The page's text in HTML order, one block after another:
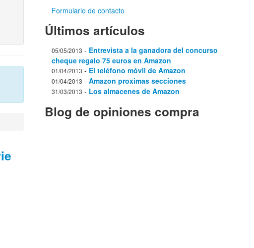
Formulario de contacto
Últimos artículos
05/05/2013 - Entrevista a la ganadora del concurso
cheque regalo 75 euros en Amazon
01/04/2013 - El teléfono móvil de Amazon
01/04/2013 - Amazon proximas secciones
31/03/2013 - Los almacenes de Amazon
Blog de opiniones compra